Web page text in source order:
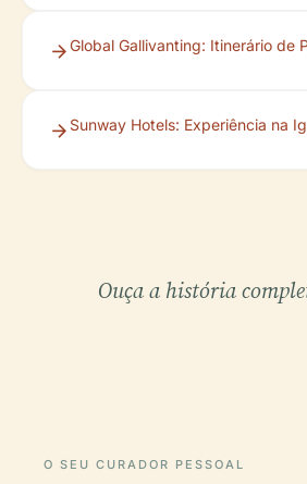
Global Gallivanting: Itinerário de
Sunway Hotels: Experiência na
Ouça a história
O SEU CURADOR PESSOAL